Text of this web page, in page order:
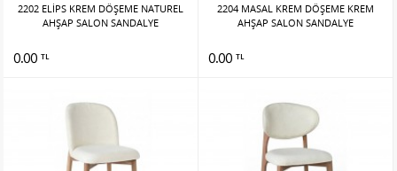
2202 ELİPS KREM DÖŞEME NATUREL
AHŞAP SALON SANDALYE
0.00 TL
2204 MASAL KREM DÖŞEME KREM
AHŞAP SALON SANDALYE
0.00 TL